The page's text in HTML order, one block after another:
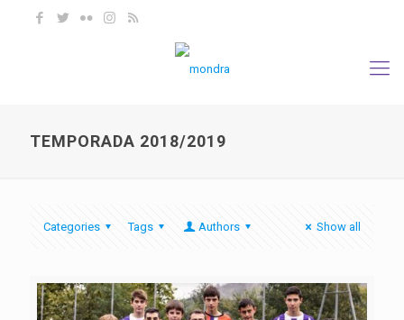
TEMPORADA 2018/2019
Categories Tags Authors Show all